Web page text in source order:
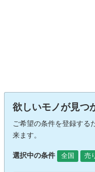
欲しいモノが見つ
ご希望の条件を登録する
来ます。
選択中の条件 全国 売